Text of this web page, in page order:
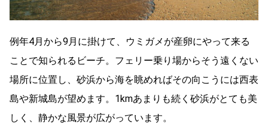
例年4月から9月に掛けて、ウミガメが産卵にやって来る
ことで知られるビーチ。フェリー乗り場からそう遠くない
場所に位置し、砂浜から海を眺めればその向こうには西表
島や新城島が望めます。1kmあまりも続く砂浜がとても美
しく、静かな風景が広がっています。